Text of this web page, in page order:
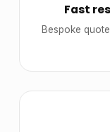
Fast
Bespoke